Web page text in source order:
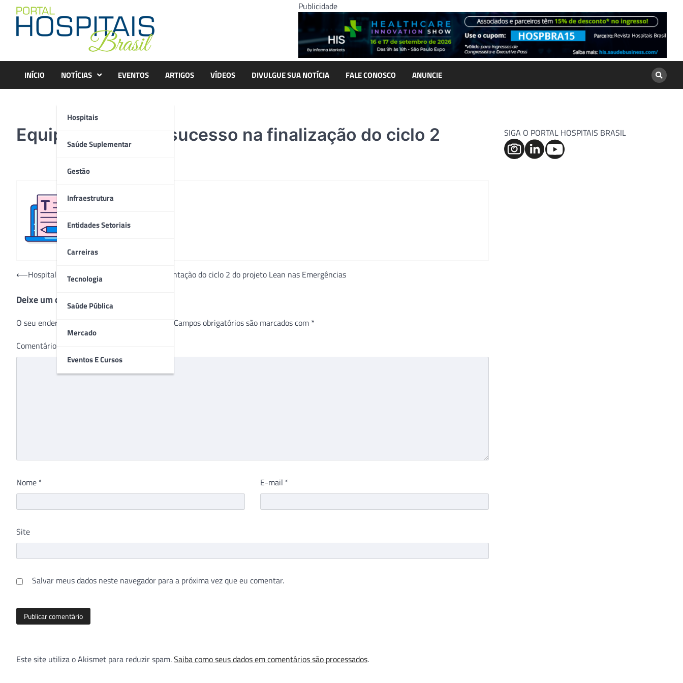
content
Publicidade
INÍCIO NOTÍCIAS
Hospitais
Saúde Suplementar
Gestão
Infraestrutura
Entidades Setoriais
Carreiras
Tecnologia
Saúde Pública
Mercado
Eventos E Cursos
EVENTOS ARTIGOS VÍDEOS DIVULGUE SUA NOTÍCIA FALE CONOSCO ANUNCIE
Equipes celebram sucesso na finalização do ciclo 2
Navegação
Post
⟵Hospital São Vicente conclui fase de implantação do ciclo 2 do projeto Lean nas Emergências
Deixe um comentário
O seu endereço de e-mail não será publicado. Campos obrigatórios são marcados com *
Comentário
Nome * E-mail *
Site
Salvar meus dados neste navegador para a próxima vez que eu comentar.
Este site utiliza o Akismet para reduzir spam.Saiba como seus dados em comentários são processados.
SIGA O PORTAL HOSPITAIS BRASIL